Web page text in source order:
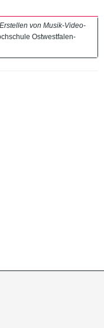
von Musik-Video-
Ostwestfalen-